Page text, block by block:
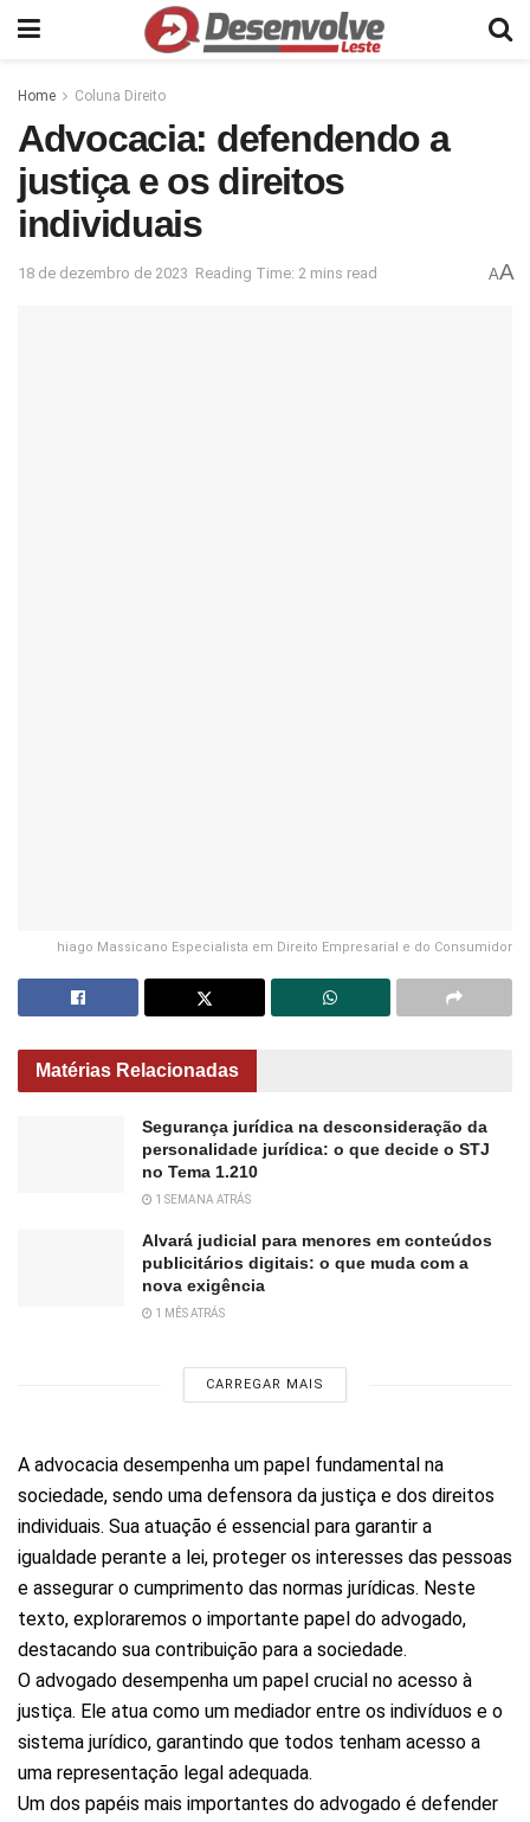
Home Coluna Direito
Advocacia: defendendo a
justiça e os direitos
individuais
18 de dezembro de 2023 Reading Time: 2 mins read AA
hiago Massicano Especialista em Direito Empresarial e do Consumidor
Matérias Relacionadas
Segurança jurídica na desconsideração da
personalidade jurídica: o que decide o STJ
no Tema 1.210
1 SEMANA ATRÁS
Alvará judicial para menores em conteúdos
publicitários digitais: o que muda com a
nova exigência
1 MÊS ATRÁS
CARREGAR MAIS
A advocacia desempenha um papel fundamental na
sociedade, sendo uma defensora da justiça e dos direitos
individuais. Sua atuação é essencial para garantir a
igualdade perante a lei, proteger os interesses das pessoas
e assegurar o cumprimento das normas jurídicas. Neste
texto, exploraremos o importante papel do advogado,
destacando sua contribuição para a sociedade.
O advogado desempenha um papel crucial no acesso à
justiça. Ele atua como um mediador entre os indivíduos e o
sistema jurídico, garantindo que todos tenham acesso a
uma representação legal adequada.
Um dos papéis mais importantes do advogado é defender